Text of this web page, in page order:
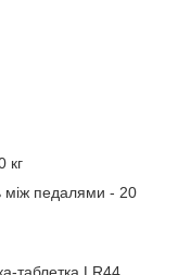
кг
між педалями - 20